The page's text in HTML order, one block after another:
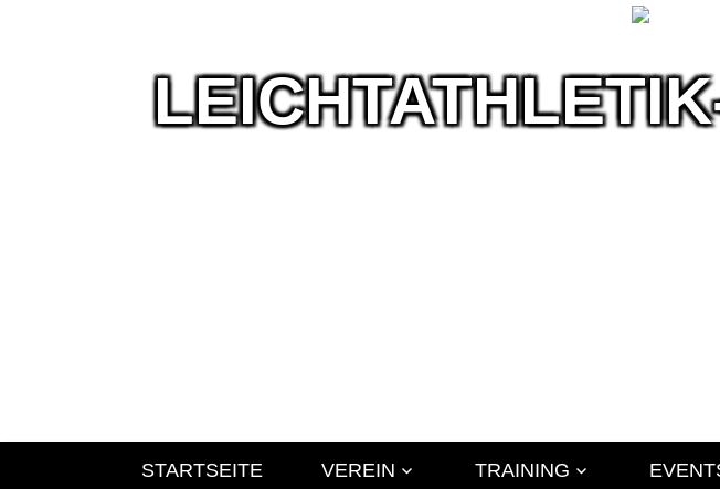
STARTSEITE VEREIN TRAINING